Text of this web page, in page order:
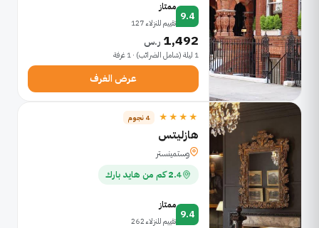
9.4
ممتاز
تقييم للنزلاء 127
1,492 ر.س
1 ليلة (شامل الضرائب) · 1 غرفة
عرض الغرف
★★★★ 4 نجوم
هازليتس
وستمينستر
2.4 كم من هايد بارك
9.4
ممتاز
تقييم للنزلاء 262